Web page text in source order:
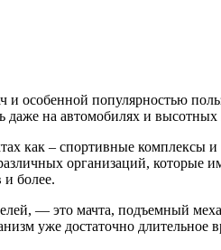
особенной популярностью
на автомобилях и высотных
как – спортивные
организаций, которые
более.
— это мачта, подъемный
уже достаточно длительное